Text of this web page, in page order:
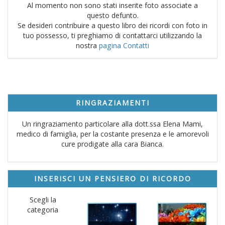
Al momento non sono stati inserite foto associate a
questo defunto.
Se desideri contribuire a questo libro dei ricordi con foto in
tuo possesso, ti preghiamo di contattarci utilizzando la
nostra pagina Contatti
RINGRAZIAMENTI
Un ringraziamento particolare alla dott.ssa Elena Mami,
medico di famiglia, per la costante presenza e le amorevoli
cure prodigate alla cara Bianca.
INSERISCI UN PENSIERO DI RICORDO
Scegli la
categoria